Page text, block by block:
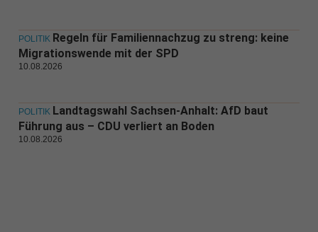
POLITIK Regeln für Familiennachzug zu streng: keine
Migrationswende mit der SPD
10.08.2026
POLITIK Landtagswahl Sachsen-Anhalt: AfD baut
Führung aus – CDU verliert an Boden
10.08.2026